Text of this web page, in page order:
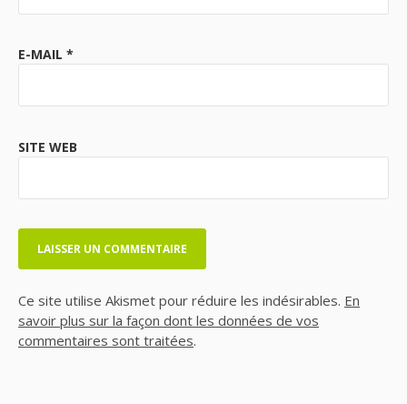
E-MAIL *
SITE WEB
Ce site utilise Akismet pour réduire les indésirables. En
savoir plus sur la façon dont les données de vos
commentaires sont traitées.